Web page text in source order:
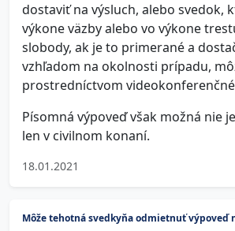
dostaviť na výsluch, alebo svedok,
výkone väzby alebo vo výkone
slobody, ak je to primerané a
vzhľadom na okolnosti prípadu,
prostredníctvom
Písomná výpoveď však možná nie
len v civilnom konaní.
18.01.2021
Môže tehotná svedkyňa odmietnuť výpoveď